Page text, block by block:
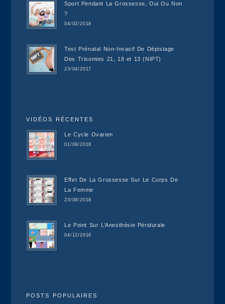
Sport Pendant La Grossesse, Oui Ou Non
?
04/02/2018
Test Prénatal Non-Invasif De Dépistage
Des Trisomies 21, 18 et 13 (NIPT)
23/04/2017
VIDÉOS RÉCENTES
Le Cycle Ovarien
01/09/2018
Effet De La Grossesse Sur Le Corps De
La Femme
23/08/2018
Le Point Sur L’Anesthésie Péridurale
04/12/2016
POSTS POPULAIRES